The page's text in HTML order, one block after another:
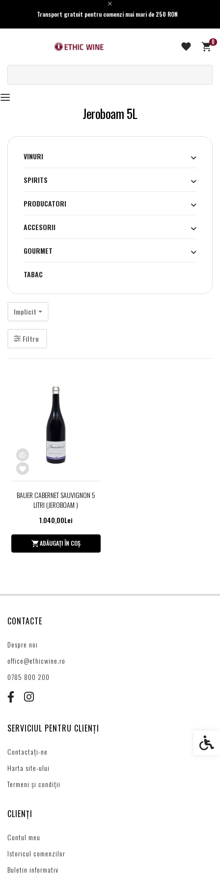
Transport gratuit pentru comenzi mai mari de 250 RON
0
Jeroboam 5L
VINURI
SPIRITS
PRODUCATORI
ACCESORII
GOURMET
TABAC
Implicit
Filtru
BAUER CABERNET SAUVIGNON 5
LITRI (JEROBOAM )
1.040,00Lei
ADĂUGAȚI ÎN COȘ
CONTACTE
Despre noi
office@ethicwine.ro
0785 800 200
SERVICIUL PENTRU CLIENȚI
Contactați-ne
Harta site-ului
Termeni și condiții
CLIENȚI
Contul meu
Istoricul comenzilor
Buletin informativ
Setări